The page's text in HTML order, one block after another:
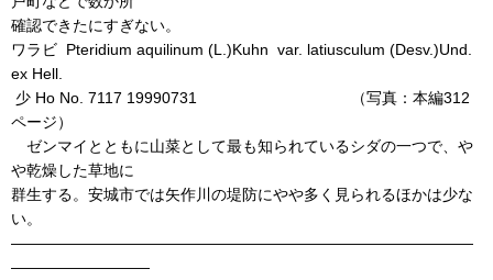
確認できたにすぎない。
ワラビ Pteridium aquilinum (L.)Kuhn var. latiusculum (Desv.)Und.
ex Hell.
少 Ho No. 7117 19990731 （写真：本編312
ページ）
ゼンマイとともに山菜として最も知られているシダの一つで、や
や乾燥した草地に
群生する。安城市では矢作川の堤防にやや多く見られるほかは少な
い。
――――――――――――――――――――――――――――――
―――――――――